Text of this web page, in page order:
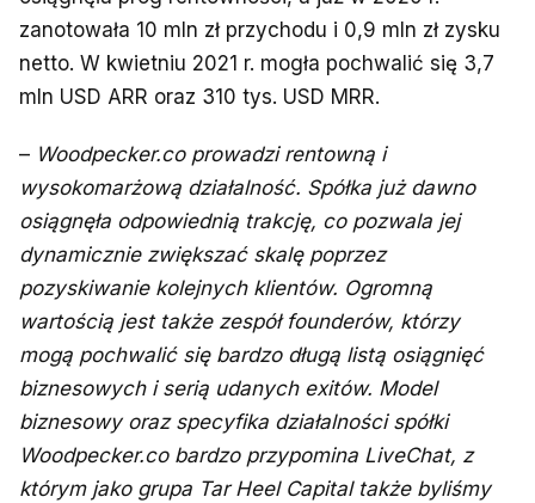
zanotowała 10 mln zł przychodu i 0,9 mln zł zysku
netto. W kwietniu 2021 r. mogła pochwalić się 3,7
mln USD ARR oraz 310 tys. USD MRR.
– Woodpecker.co prowadzi rentowną i
wysokomarżową działalność. Spółka już dawno
osiągnęła odpowiednią trakcję, co pozwala jej
dynamicznie zwiększać skalę poprzez
pozyskiwanie kolejnych klientów. Ogromną
wartością jest także zespół founderów, którzy
mogą pochwalić się bardzo długą listą osiągnięć
biznesowych i serią udanych exitów. Model
biznesowy oraz specyfika działalności spółki
Woodpecker.co bardzo przypomina LiveChat, z
którym jako grupa Tar Heel Capital także byliśmy